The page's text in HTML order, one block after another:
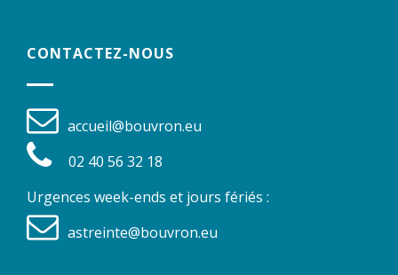
CONTACTEZ-NOUS
accueil@bouvron.eu
02 40 56 32 18
Urgences week-ends et jours fériés :
astreinte@bouvron.eu